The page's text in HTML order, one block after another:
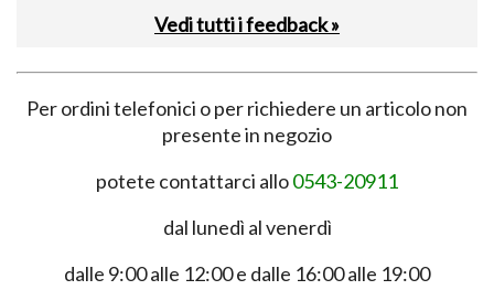
Vedi tutti i feedback »
Per ordini telefonici o per richiedere un articolo non
presente in negozio
potete contattarci allo0543-20911
dal lunedì al venerdì
dalle 9:00 alle 12:00 e dalle 16:00 alle 19:00